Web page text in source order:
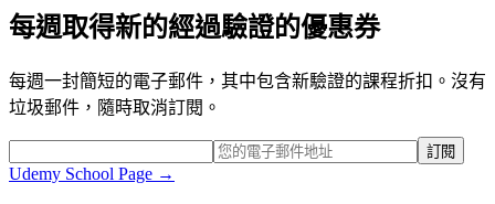
每週取得新的經過驗證的優惠券
每週一封簡短的電子郵件，其中包含新驗證的課程折扣。沒有
垃圾郵件，隨時取消訂閱。
訂閱
Udemy School Page →